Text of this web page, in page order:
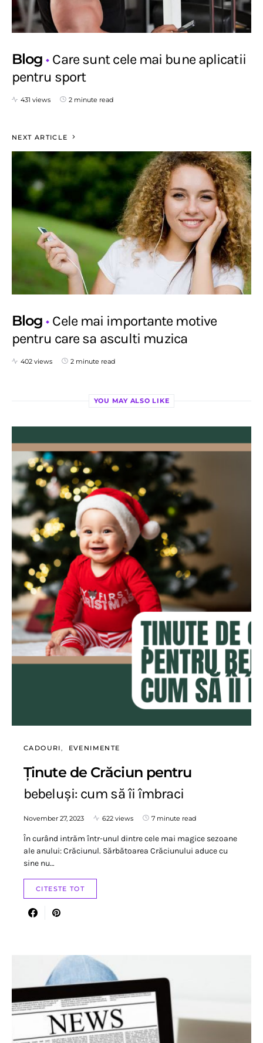
Blog
Care sunt cele mai bune aplicatii
pentru sport
431 views 2 minute read
NEXT ARTICLE
Blog
Cele mai importante motive
pentru care sa asculti muzica
402 views 2 minute read
YOU MAY ALSO LIKE
CADOURI EVENIMENTE
Ținute de Crăciun pentru
bebeluși: cum să îi îmbraci
November 27, 2023 622 views 7 minute read
În curând intrăm într-unul dintre cele mai magice sezoane
ale anului: Crăciunul. Sărbătoarea Crăciunului aduce cu
sine nu…
CITESTE TOT